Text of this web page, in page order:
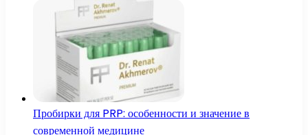
Пробирки для PRP: особенности и значение в
современной медицине